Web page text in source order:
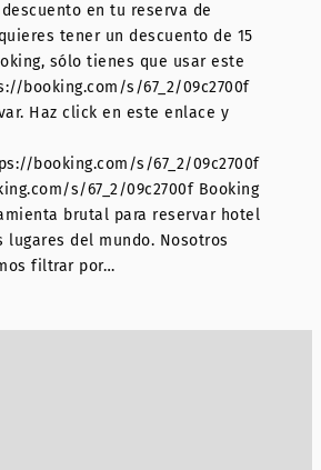
en tu reserva de
tener un descuento de 15
sólo tienes que usar este
booking.com/s/67_2/09c2700f
Haz click en este enlace y
booking.com/s/67_2/09c2700f
s/67_2/09c2700f Booking
brutal para reservar hotel
lugares del mundo. Nosotros
filtrar por…